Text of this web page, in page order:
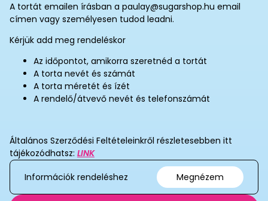
A tortát emailen írásban a paulay@sugarshop.hu email
címen vagy személyesen tudod leadni.
Kérjük add meg rendeléskor
Az időpontot, amikorra szeretnéd a tortát
A torta nevét és számát
A torta méretét és ízét
A rendelő/átvevő nevét és telefonszámát
Általános Szerződési Feltételeinkről részletesebben itt
tájékozódhatsz: LINK
Információk rendeléshez
Megnézem